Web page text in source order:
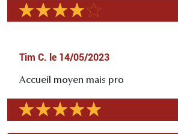
Tim C. le 14/05/2023
Accueil moyen mais pro